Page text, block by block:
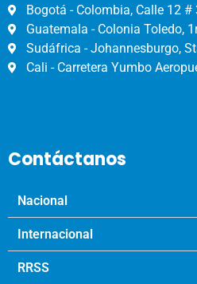
Bogotá - Colombia, Calle 12 #
Guatemala - Colonia Toledo,
Sudáfrica - Johannesburgo,
Cali - Carretera Yumbo
Contáctanos
Nacional
Internacional
RRSS